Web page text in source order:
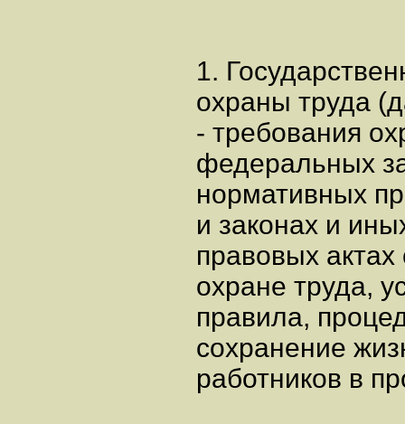
1.
охраны труда
- требования
федеральных
нормативных
и законах и
правовых
охране труда,
правила,
сохранение
работников в